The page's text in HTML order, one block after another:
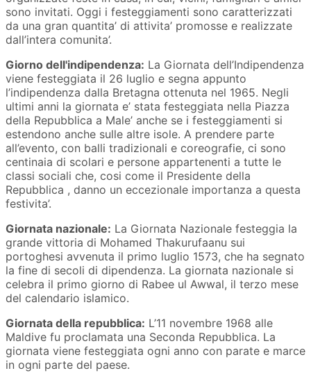
sono invitati. Oggi i festeggiamenti sono caratterizzati
da una gran quantita’ di attivita’ promosse e realizzate
dall’intera comunita’.
Giorno dell'indipendenza: La Giornata dell’Indipendenza
viene festeggiata il 26 luglio e segna appunto
l’indipendenza dalla Bretagna ottenuta nel 1965. Negli
ultimi anni la giornata e’ stata festeggiata nella Piazza
della Repubblica a Male’ anche se i festeggiamenti si
estendono anche sulle altre isole. A prendere parte
all’evento, con balli tradizionali e coreografie, ci sono
centinaia di scolari e persone appartenenti a tutte le
classi sociali che, cosi come il Presidente della
Repubblica , danno un eccezionale importanza a questa
festivita’.
Giornata nazionale: La Giornata Nazionale festeggia la
grande vittoria di Mohamed Thakurufaanu sui
portoghesi avvenuta il primo luglio 1573, che ha segnato
la fine di secoli di dipendenza. La giornata nazionale si
celebra il primo giorno di Rabee ul Awwal, il terzo mese
del calendario islamico.
Giornata della repubblica: L’11 novembre 1968 alle
Maldive fu proclamata una Seconda Repubblica. La
giornata viene festeggiata ogni anno con parate e marce
in ogni parte del paese.